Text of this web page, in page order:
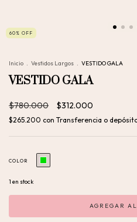
60 % OFF
Inicio . Vestidos Largos . VESTIDO GALA
VESTIDO GALA
$780.000 $312.000
$265.200 con Transferencia o
COLOR
1 en stock